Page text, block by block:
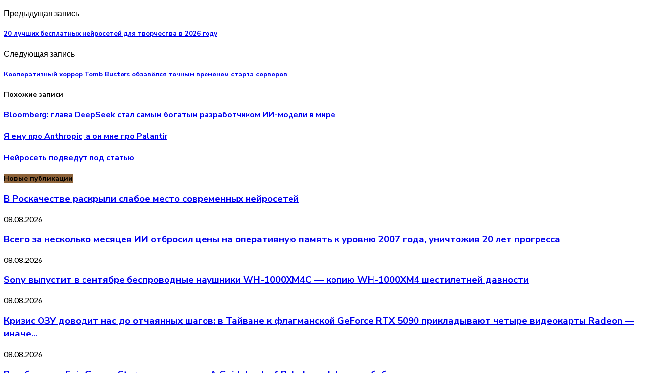
Предыдущая запись
20 лучших бесплатных нейросетей для творчества в 2026 году
Следующая запись
Кооперативный хоррор Tomb Busters обзавёлся точным временем старта серверов
Похожие записи
Bloomberg: глава DeepSeek стал самым богатым разработчиком ИИ-модели в мире
Я ему про Anthropic, а он мне про Palantir
Нейросеть подведут под статью
Новые публикации
В Роскачестве раскрыли слабое место современных нейросетей
08.08.2026
Всего за несколько месяцев ИИ отбросил цены на оперативную память к уровню 2007 года, уничтожив 20 лет прогресса
08.08.2026
Sony выпустит в сентябре беспроводные наушники WH-1000XM4C — копию WH-1000XM4 шестилетней давности
08.08.2026
Кризис ОЗУ доводит нас до отчаянных шагов: в Тайване к флагманской GeForce RTX 5090 прикладывают четыре видеокарты Radeon —
иначе...
08.08.2026